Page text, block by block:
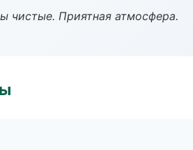
чистые. Приятная атмосфера.